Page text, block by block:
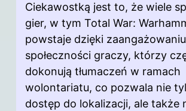
Ciekawostką jest to, że wiele
gier, w tym Total War:
powstaje dzięki zaangażowaniu
społeczności graczy, którzy
dokonują tłumaczeń w ramach
wolontariatu, co pozwala nie
dostęp do lokalizacji, ale także